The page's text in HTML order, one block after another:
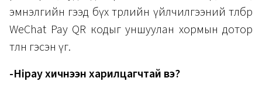
эмнэлгийн гээд бүх төрлийн үйлчилгээний төлбөрөө
WeChat Pay QR кодыг уншуулан хормын дотор
төлнө гэсэн үг.
-Hipay хичнээн харилцагчтай вэ?